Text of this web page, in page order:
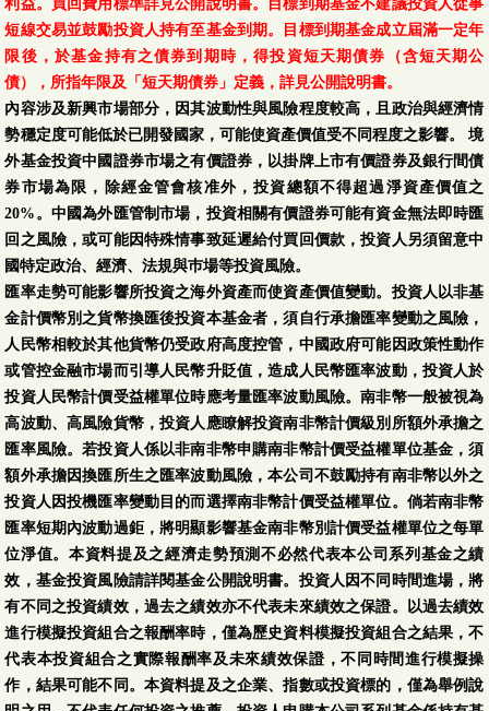
利益。買回費用標準詳見公開說明書。目標到期基金不建議投資人從事
短線交易並鼓勵投資人持有至基金到期。目標到期基金成立屆滿一定年
限後，於基金持有之債券到期時，得投資短天期債券（含短天期公
債），所指年限及「短天期債券」定義，詳見公開說明書。
內容涉及新興市場部分，因其波動性與風險程度較高，且政治與經濟情
勢穩定度可能低於已開發國家，可能使資產價值受不同程度之影響。 境
外基金投資中國證券市場之有價證券，以掛牌上市有價證券及銀行間債
券市場為限，除經金管會核准外，投資總額不得超過淨資產價值之
20%。中國為外匯管制市場，投資相關有價證券可能有資金無法即時匯
回之風險，或可能因特殊情事致延遲給付買回價款，投資人另須留意中
國特定政治、經濟、法規與巿場等投資風險。
匯率走勢可能影響所投資之海外資產而使資產價值變動。投資人以非基
金計價幣別之貨幣換匯後投資本基金者，須自行承擔匯率變動之風險，
人民幣相較於其他貨幣仍受政府高度控管，中國政府可能因政策性動作
或管控金融市場而引導人民幣升貶值，造成人民幣匯率波動，投資人於
投資人民幣計價受益權單位時應考量匯率波動風險。南非幣一般被視為
高波動、高風險貨幣，投資人應瞭解投資南非幣計價級別所額外承擔之
匯率風險。若投資人係以非南非幣申購南非幣計價受益權單位基金，須
額外承擔因換匯所生之匯率波動風險，本公司不鼓勵持有南非幣以外之
投資人因投機匯率變動目的而選擇南非幣計價受益權單位。倘若南非幣
匯率短期內波動過鉅，將明顯影響基金南非幣別計價受益權單位之每單
位淨值。本資料提及之經濟走勢預測不必然代表本公司系列基金之績
效，基金投資風險請詳閱基金公開說明書。投資人因不同時間進場，將
有不同之投資績效，過去之績效亦不代表未來績效之保證。以過去績效
進行模擬投資組合之報酬率時，僅為歷史資料模擬投資組合之結果，不
代表本投資組合之實際報酬率及未來績效保證，不同時間進行模擬操
作，結果可能不同。本資料提及之企業、指數或投資標的，僅為舉例說